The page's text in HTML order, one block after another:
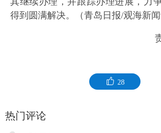
得到圆满解决。（青岛日报/观海新闻
28
热门评论